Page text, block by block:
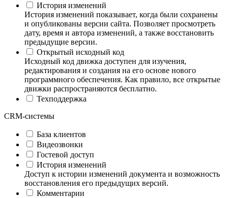
История изменений
История изменений показывает, когда были сохранены
и опубликованы версии сайта. Позволяет просмотреть
дату, время и автора изменений, а также восстановить
предыдущие версии.
Открытый исходный код
Исходный код движка доступен для изучения,
редактирования и создания на его основе нового
программного обеспечения. Как правило, все открытые
движки распространяются бесплатно.
Техподдержка
CRM-системы
База клиентов
Видеозвонки
Гостевой доступ
История изменений
Доступ к истории изменений документа и возможность
восстановления его предыдущих версий.
Комментарии